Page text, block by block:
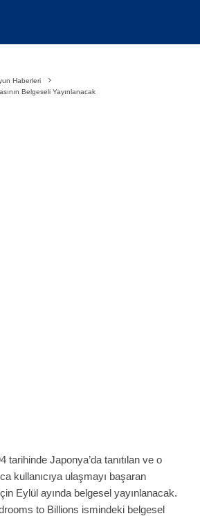
Haberleri
Belgeseli Yayınlanacak
tarihinde Japonya’da tanıtılan ve o
kullanıcıya ulaşmayı başaran
Eylül ayında belgesel yayınlanacak.
to Billions ismindeki belgesel